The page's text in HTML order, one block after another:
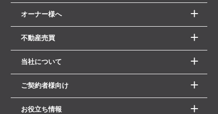
オーナー様へ
不動産売買
当社について
ご契約者様向け
お役立ち情報